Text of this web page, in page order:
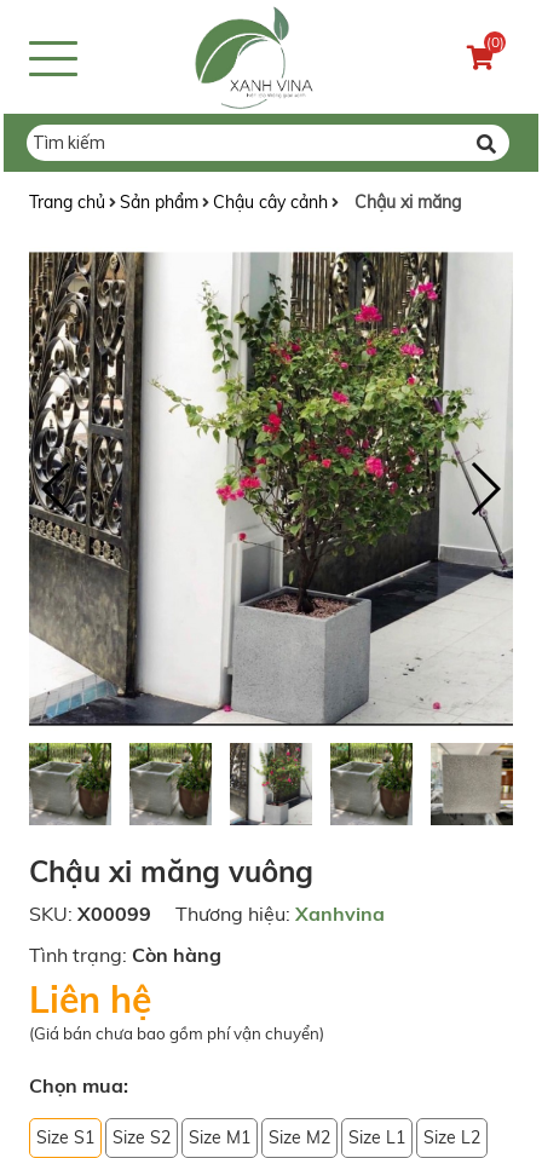
(0)
Trang chủ Sản phẩm Chậu cây cảnh Chậu xi măng
Chậu xi măng vuông
SKU: X00099 Thương hiệu: Xanhvina
Tình trạng: Còn hàng
Liên hệ
(Giá bán chưa bao gồm phí vận chuyển)
Chọn mua:
Size S1 Size S2 Size M1 Size M2 Size L1 Size L2